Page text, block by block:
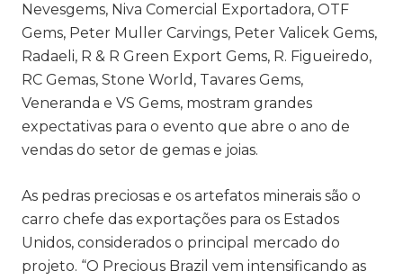
Nevesgems, Niva Comercial Exportadora, OTF
Gems, Peter Muller Carvings, Peter Valicek Gems,
Radaeli, R & R Green Export Gems, R. Figueiredo,
RC Gemas, Stone World, Tavares Gems,
Veneranda e VS Gems, mostram grandes
expectativas para o evento que abre o ano de
vendas do setor de gemas e joias.
As pedras preciosas e os artefatos minerais são o
carro chefe das exportações para os Estados
Unidos, considerados o principal mercado do
projeto. “O Precious Brazil vem intensificando as